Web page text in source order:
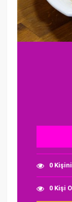
0
0 Kişi